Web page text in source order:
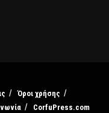
Όροι χρήσης
CorfuPress.com